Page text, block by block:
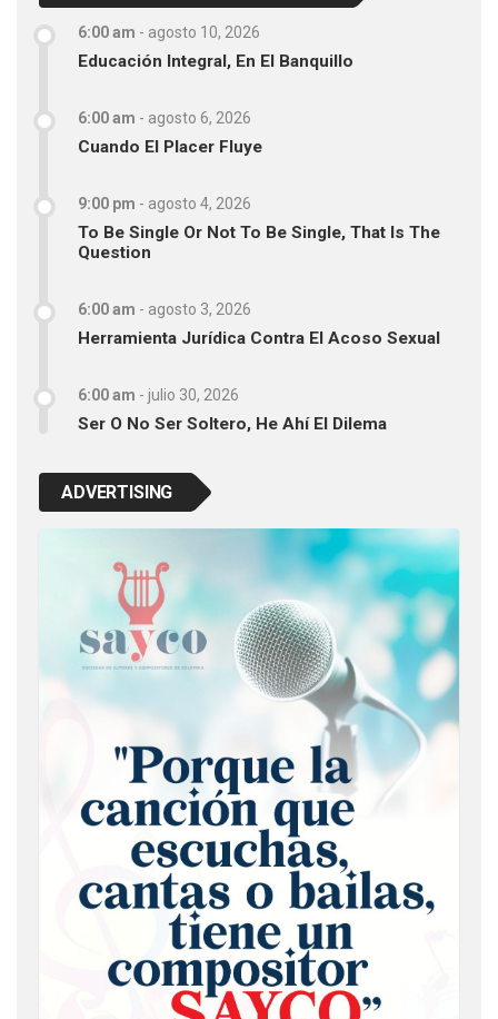
6:00 am - agosto 10, 2026
Educación Integral, En El Banquillo
6:00 am - agosto 6, 2026
Cuando El Placer Fluye
9:00 pm - agosto 4, 2026
To Be Single Or Not To Be Single, That Is The
Question
6:00 am - agosto 3, 2026
Herramienta Jurídica Contra El Acoso Sexual
6:00 am - julio 30, 2026
Ser O No Ser Soltero, He Ahí El Dilema
ADVERTISING